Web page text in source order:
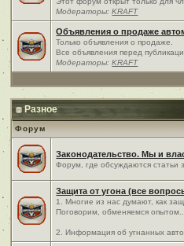
Модераторы:KRAFT
Объявления о продаже
Только объявления о продаже.
Все объявления перед
Модераторы:KRAFT
Разное
Форум
Законодательство. Мы и
Форум, где обсуждаются статьи
Защита от угона (все
1. Многие из нас думают, как
Поговорим, обменяемся опытом...
2. Информация об угнанных